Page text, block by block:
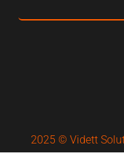
2025 © Vidett